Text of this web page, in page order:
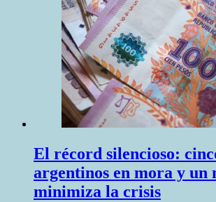
El récord silencioso:
argentinos en mora y un
minimiza la crisis